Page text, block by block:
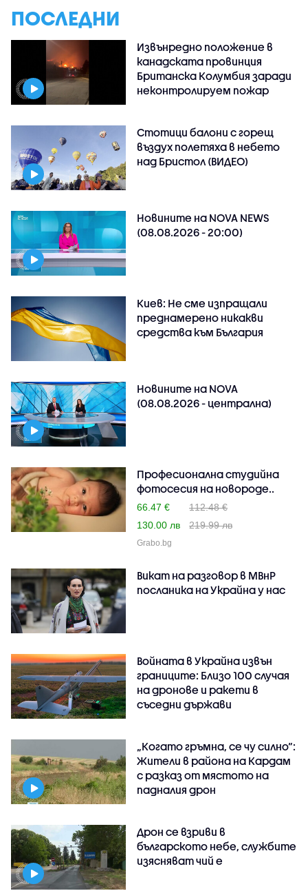
ПОСЛЕДНИ
Извънредно положение в
канадската провинция
Британска Колумбия заради
неконтролируем пожар
Стотици балони с горещ
въздух полетяха в небето
над Бристол (ВИДЕО)
Новините на NOVA NEWS
(08.08.2026 - 20:00)
Киев: Не сме изпращали
преднамерено никакви
средства към България
Новините на NOVA
(08.08.2026 - централна)
Професионална студийна
фотосесия на новороде..
66.47 €
112.48 €
130.00 лв
219.99 лв
Grabo.bg
Викат на разговор в МВнР
посланика на Украйна у нас
Войната в Украйна извън
границите: Близо 100 случая
на дронове и ракети в
съседни държави
„Когато гръмна, се чу силно“:
Жители в района на Кардам
с разказ от мястото на
падналия дрон
Дрон се взриви в
българското небе, службите
изясняват чий е